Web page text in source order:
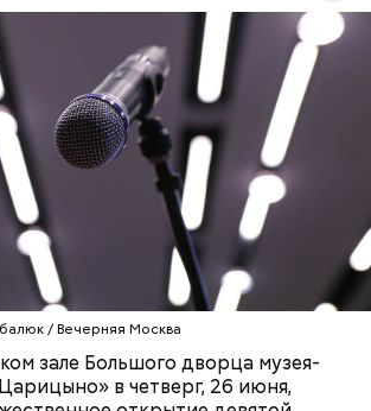
/ Вечерняя Москва
зале Большого дворца музея-
в четверг, 26 июня,
словам врача, лучше не есть: